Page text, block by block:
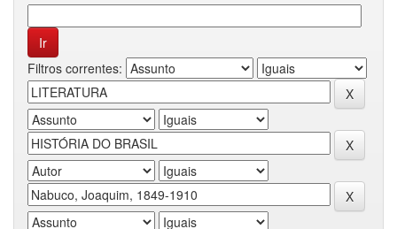
Filtros correntes: